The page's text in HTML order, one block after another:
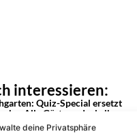
deine Privatsphäre
interessieren:
Quiz-Special ersetzt
Alle Gäste und wie ihr
schauen könnt